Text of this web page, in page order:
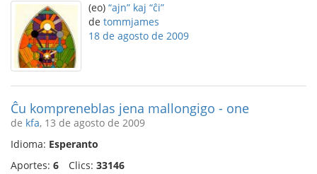
(eo) “ajn” kaj “ĉi”
de tommjames
18 de agosto de 2009
Ĉu kompreneblas jena mallongigo - one
de kfa, 13 de agosto de 2009
Idioma: Esperanto
Aportes: 6 Clics: 33146